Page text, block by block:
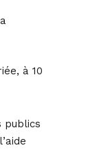
à 10
publics